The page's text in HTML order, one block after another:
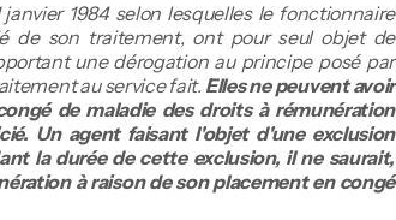
1984 selon lesquelles le fonctionnaire
de son traitement, ont pour seul objet de
une dérogation au principe posé par
au service fait. Elles ne peuvent avoir
de maladie des droits à rémunération
Un agent faisant l'objet d'une exclusion
la durée de cette exclusion, il ne saurait,
à raison de son placement en congé